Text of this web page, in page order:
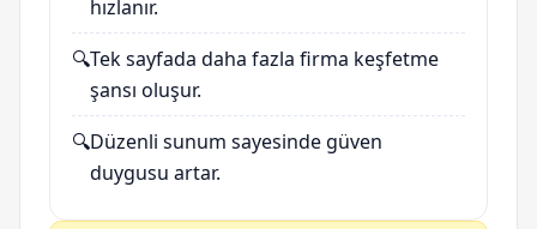
hızlanır.
🔍Tek sayfada daha fazla firma keşfetme
şansı oluşur.
🔍Düzenli sunum sayesinde güven
duygusu artar.